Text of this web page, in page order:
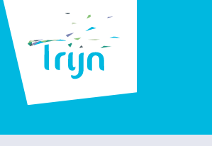
Trijn